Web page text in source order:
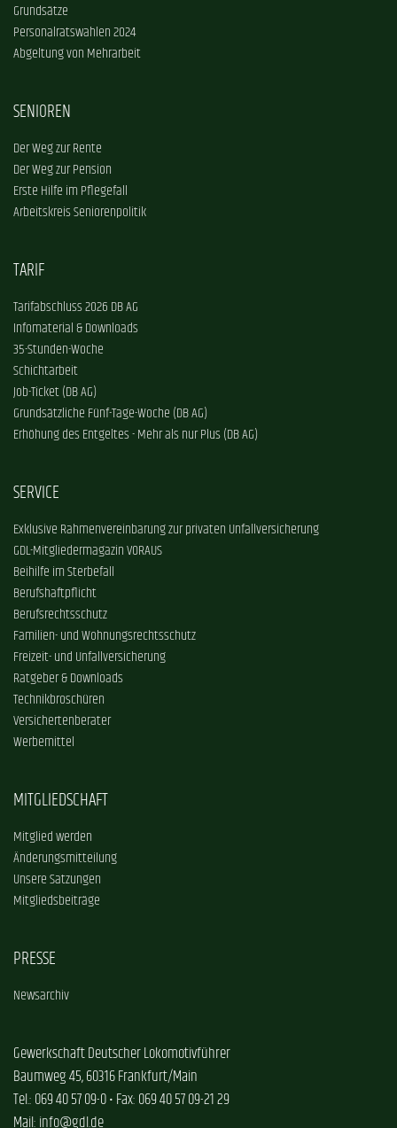
Grundsätze
Personalratswahlen 2024
Abgeltung von Mehrarbeit
SENIOREN
Der Weg zur Rente
Der Weg zur Pension
Erste Hilfe im Pflegefall
Arbeitskreis Seniorenpolitik
TARIF
Tarifabschluss 2026 DB AG
Infomaterial & Downloads
35-Stunden-Woche
Schichtarbeit
Job-Ticket (DB AG)
Grundsätzliche Fünf-Tage-Woche (DB AG)
Erhöhung des Entgeltes - Mehr als nur Plus (DB AG)
SERVICE
Exklusive Rahmenvereinbarung zur privaten Unfallversicherung
GDL-Mitgliedermagazin VORAUS
Beihilfe im Sterbefall
Berufshaftpflicht
Berufsrechtsschutz
Familien- und Wohnungsrechtsschutz
Freizeit- und Unfallversicherung
Ratgeber & Downloads
Technikbroschüren
Versichertenberater
Werbemittel
MITGLIEDSCHAFT
Mitglied werden
Änderungsmitteilung
Unsere Satzungen
Mitgliedsbeiträge
PRESSE
Newsarchiv
Gewerkschaft Deutscher Lokomotivführer
Baumweg 45, 60316 Frankfurt/Main
Tel.: 069 40 57 09-0 • Fax: 069 40 57 09-21 29
Mail: info@gdl.de